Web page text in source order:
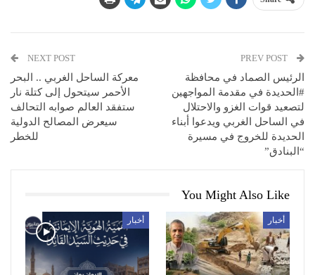
الرئيس الصماد في محافظة
#الحديدة في مقدمة المواجهين
لتصعيد قوات الغزو والاحتلال
في الساحل الغربي ويدعوا أبناء
الحديدة للخروج في مسيرة
“البنادق”
NEXT POST
معركة الساحل الغربي .. البحر
الأحمر سيتحول إلى كتلة نار
ستفقد العالم صوابه التحالف
سيعرض المصالح الدولية
للخطر
You Might Also Like
أخبار أخبار